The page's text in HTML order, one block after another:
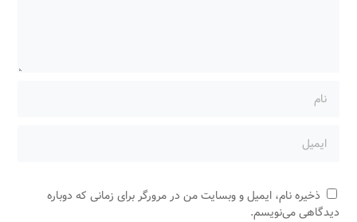
ذخیره نام، ایمیل و وبسایت من در مرورگر برای زمانی که دوباره
دیدگاهی می‌نویسم.